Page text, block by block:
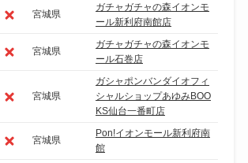
宮城県
ガチャガチャの森イオンモ
ール新利府南館店
宮城県
ガチャガチャの森イオンモ
ール石巻店
宮城県
ガシャポンバンダイオフィ
シャルショップあゆみBOO
KS仙台一番町店
宮城県
Pon!イオンモール新利府南
館